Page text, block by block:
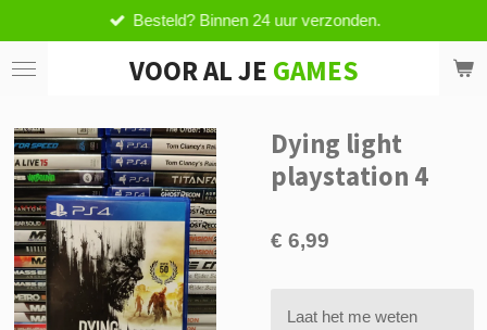
direct
naar
VOOR AL JE GAMES
Besteld? Binnen 24 uur verzonden.
Dying light
playstation 4
€ 6,99
Laat het me weten